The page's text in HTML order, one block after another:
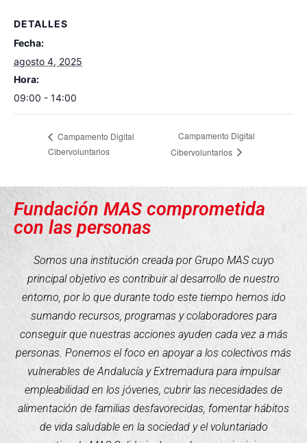
DETALLES
Fecha:
agosto 4, 2025
Hora:
09:00 - 14:00
Campamento Digital
Cibervoluntarios
Campamento Digital
Cibervoluntarios
Fundación MAS comprometida
con las personas
Somos una institución creada por Grupo MAS cuyo
principal objetivo es contribuir al desarrollo de nuestro
entorno, por lo que durante todo este tiempo hemos ido
sumando recursos, programas y colaboradores para
conseguir que nuestras acciones ayuden cada vez a más
personas. Ponemos el foco en apoyar a los colectivos más
vulnerables de Andalucía y Extremadura para impulsar
empleabilidad en los jóvenes, cubrir las necesidades de
alimentación de familias desfavorecidas, fomentar hábitos
de vida saludable en la sociedad y el voluntariado